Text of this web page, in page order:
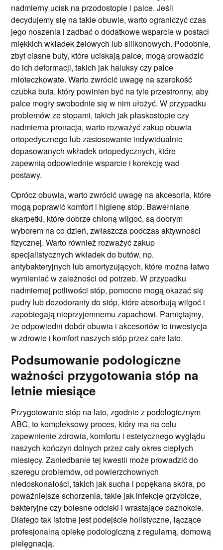
nadmierny ucisk na przodostopie i palce. Jeśli
decydujemy się na takie obuwie, warto ograniczyć czas
jego noszenia i zadbać o dodatkowe wsparcie w postaci
miękkich wkładek żelowych lub silikonowych. Podobnie,
zbyt ciasne buty, które uciskają palce, mogą prowadzić
do ich deformacji, takich jak haluksy czy palce
młoteczkowate. Warto zwrócić uwagę na szerokość
czubka buta, który powinien być na tyle przestronny, aby
palce mogły swobodnie się w nim ułożyć. W przypadku
problemów ze stopami, takich jak płaskostopie czy
nadmierna pronacja, warto rozważyć zakup obuwia
ortopedycznego lub zastosowanie indywidualnie
dopasowanych wkładek ortopedycznych, które
zapewnią odpowiednie wsparcie i korekcję wad
postawy.
Oprócz obuwia, warto zwrócić uwagę na akcesoria, które
mogą poprawić komfort i higienę stóp. Bawełniane
skarpetki, które dobrze chłoną wilgoć, są dobrym
wyborem na co dzień, zwłaszcza podczas aktywności
fizycznej. Warto również rozważyć zakup
specjalistycznych wkładek do butów, np.
antybakteryjnych lub amortyzujących, które można łatwo
wymieniać w zależności od potrzeb. W przypadku
nadmiernej potliwości stóp, pomocne mogą okazać się
pudry lub dezodoranty do stóp, które absorbują wilgoć i
zapobiegają nieprzyjemnemu zapachowi. Pamiętajmy,
że odpowiedni dobór obuwia i akcesoriów to inwestycja
w zdrowie i komfort naszych stóp przez całe lato.
Podsumowanie podologiczne
ważności przygotowania stóp na
letnie miesiące
Przygotowanie stóp na lato, zgodnie z podologicznym
ABC, to kompleksowy proces, który ma na celu
zapewnienie zdrowia, komfortu i estetycznego wyglądu
naszych kończyn dolnych przez cały okres ciepłych
miesięcy. Zaniedbanie tej kwestii może prowadzić do
szeregu problemów, od powierzchownych
niedoskonałości, takich jak sucha i popękana skóra, po
poważniejsze schorzenia, takie jak infekcje grzybicze,
bakteryjne czy bolesne odciski i wrastające paznokcie.
Dlatego tak istotne jest podejście holistyczne, łączące
profesjonalną opiekę podologiczną z regularną, domową
pielęgnacją.